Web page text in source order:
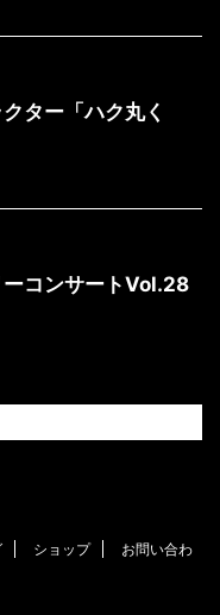
ター「ハク丸く
ーコンサートVol.28
ショップ
お問い合わ